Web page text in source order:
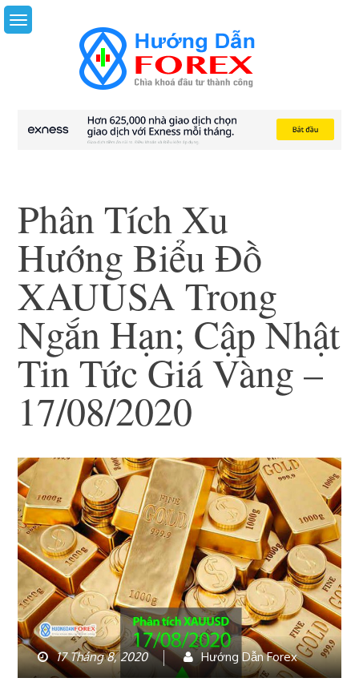
Skip
to
Phân Tích Xu
Hướng Biểu Đồ
XAUUSA Trong
Ngắn Hạn; Cập Nhật
Tin Tức Giá Vàng –
17/08/2020
17 Tháng 8, 2020 Hướng Dẫn Forex